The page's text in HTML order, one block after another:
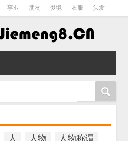
事业 朋友 梦境 衣服 头发
人 人物
人物称谓